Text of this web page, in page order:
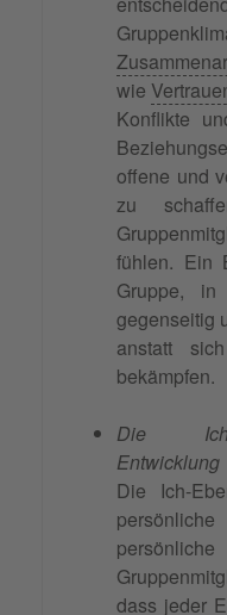
wie
Konflikte
offene und
zu
fühlen. Ein
Gruppe,
gegenseitig
anstatt
bekämpfen.
Die Ich-
Entwicklung
Die Ich-
dass jeder